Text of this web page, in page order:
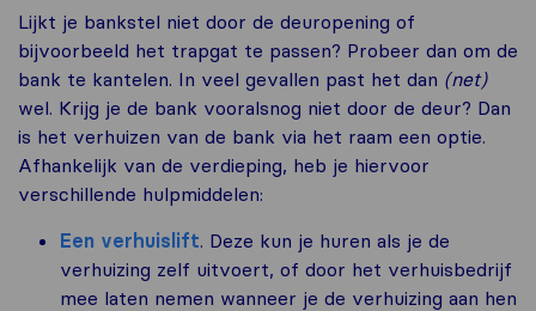
Lijkt je bankstel niet door de deuropening of
bijvoorbeeld het trapgat te passen? Probeer dan om de
bank te kantelen. In veel gevallen past het dan (net)
wel. Krijg je de bank vooralsnog niet door de deur? Dan
is het verhuizen van de bank via het raam een optie.
Afhankelijk van de verdieping, heb je hiervoor
verschillende hulpmiddelen:
Een verhuislift. Deze kun je huren als je de
verhuizing zelf uitvoert, of door het verhuisbedrijf
mee laten nemen wanneer je de verhuizing aan hen